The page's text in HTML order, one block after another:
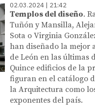
02.03.2024 | 21:42
Templos del diseño.
Tuñón y Mansilla,
Sota o Virginia
han diseñado la mejor
de León en las últimas
Quince edificios de la
figuran en el catálogo
la Arquitectura como
exponentes del país.